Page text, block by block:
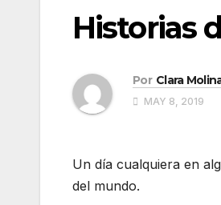
Historias
Por Clara
MAY 8, 2019
Un día cualquiera en
del mundo.